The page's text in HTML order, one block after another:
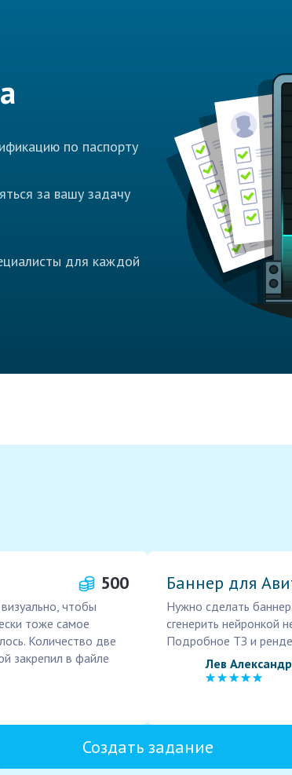
по паспорту
за вашу задачу
для каждой
500
чтобы
тоже самое
Количество две
закрепил в файле
Баннер для
Нужно сделать
сгенерить нейронкой
Подробное ТЗ и
Лев
Создать задание